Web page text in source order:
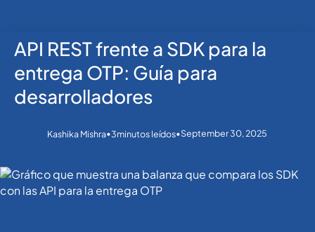
Inicio Blog
OTP SMS Verification
API REST frente a SDK para la entrega OTP: Guía para
desarrolladores
API REST frente a SDK para la
entrega OTP: Guía para
desarrolladores
Kashika Mishra•3minutos leídos•September 30, 2025